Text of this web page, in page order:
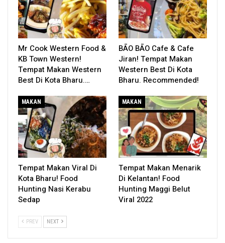
Mr Cook Western Food &
KB Town Western!
Tempat Makan Western
Best Di Kota Bharu.…
BĀO BĀO Cafe & Cafe
Jiran! Tempat Makan
Western Best Di Kota
Bharu. Recommended!
MAKAN
Tempat Makan Viral Di
Kota Bharu! Food
Hunting Nasi Kerabu
Sedap
MAKAN
Tempat Makan Menarik
Di Kelantan! Food
Hunting Maggi Belut
Viral 2022
PREV NEXT